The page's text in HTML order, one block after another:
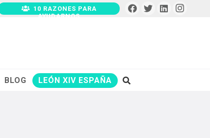
10 RAZONES PARA
AYUDARNOS
BLOG LEÓN XIV ESPAÑA